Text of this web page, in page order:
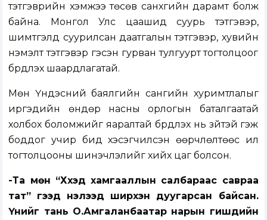
тэтгэврийн хэмжээ төсөв санхүүгийн дарамт болж
байна. Монгол Улс цаашид суурь тэтгэвэр,
шимтгэлд суурилсан даатгалын тэтгэвэр, хувийн
нэмэлт тэтгэвэр гэсэн гурван тулгуурт тогтолцоог
бүрдүүлэх шаардлагатай.
Мөн Үндэсний баялгийн сангийн хуримтлалыг
иргэдийн өндөр насны орлогын баталгаатай
холбох боломжийг яаралтай бүрдүүлэх нь зүйтэй гэж
боддог учир бид хэсэгчилсэн өөрчлөлтөөс илүү
тогтолцооны шинэчлэлийг хийх цаг болсон.
-Та мөн “Хүүхэд хамгааллын салбараас савраа
тат” гээд нэлээд ширүүхэн дуугарсан байсан.
Үүнийг тань О.Амгаланбаатар нарын гишүүдийн